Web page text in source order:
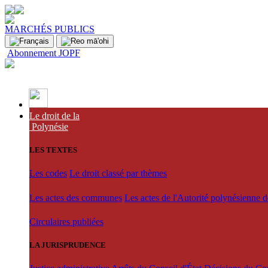
MARCHÉS PUBLICS
Abonnement JOPF
Le droit de la
Polynésie
LES TEXTES
Les codes Le droit classé par thèmes
Les actes des communes Les actes de l'Autorité polynésienne
Circulaires publiées
LA JURISPRUDENCE